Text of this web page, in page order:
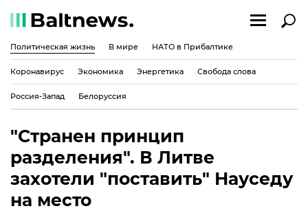
Политическая жизнь В мире НАТО в Прибалтике
Коронавирус Экономика Энергетика Свобода слова
Россия-Запад Белоруссия
"Странен принцип
разделения". В Литве
захотели "поставить" Науседу
на место